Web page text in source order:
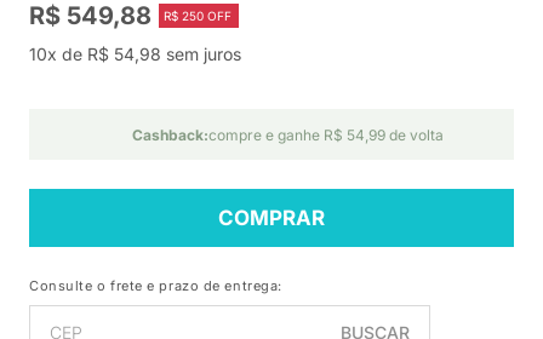
R$ 549,88 R$ 250 OFF
10x de R$ 54,98 sem juros
Cashback:compre e ganhe R$ 54,99 de volta
COMPRAR
Consulte o frete e prazo de entrega:
BUSCAR